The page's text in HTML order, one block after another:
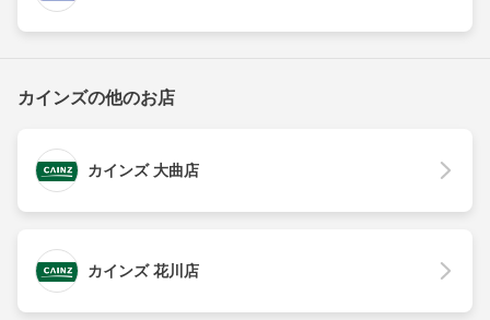
カインズの他のお店
カインズ 大曲店
カインズ 花川店